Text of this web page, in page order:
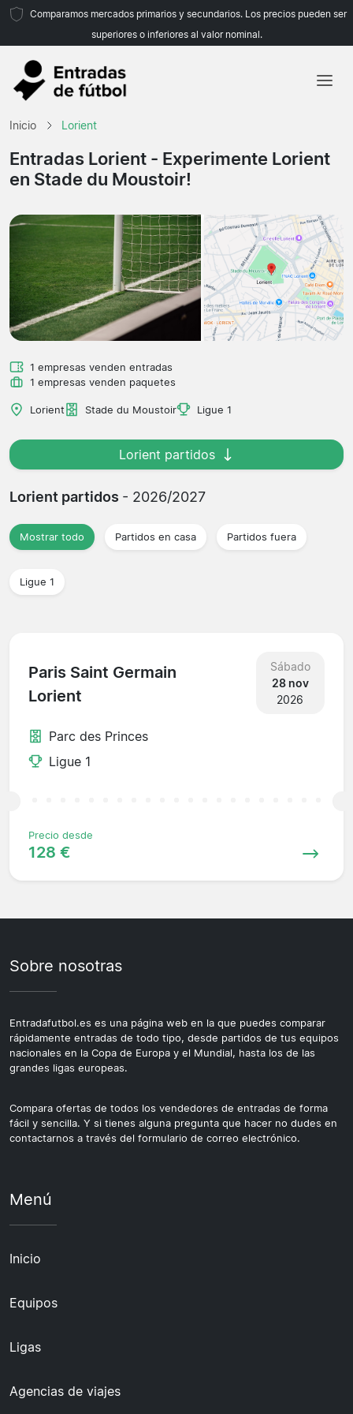
Comparamos mercados primarios y secundarios. Los precios pueden ser
superiores o inferiores al valor nominal.
Equipos
Ligas
Inicio Lorient
Entradas Lorient - Experimente Lorient
en Stade du Moustoir!
1 empresas venden entradas
1 empresas venden paquetes
Lorient Stade du Moustoir Ligue 1
Lorient partidos
Lorient partidos - 2026/2027
Mostrar todo Partidos en casa Partidos fuera
Ligue 1
Paris Saint Germain
Lorient
Sábado
28 nov
2026
Parc des Princes
Ligue 1
Precio desde
128 €
Sobre nosotras
Entradafutbol.es es una página web en la que puedes comparar
rápidamente entradas de todo tipo, desde partidos de tus equipos
nacionales en la Copa de Europa y el Mundial, hasta los de las
grandes ligas europeas.
Compara ofertas de todos los vendedores de entradas de forma
fácil y sencilla. Y si tienes alguna pregunta que hacer no dudes en
contactarnos a través del formulario de correo electrónico.
Menú
Inicio
Equipos
Ligas
Agencias de viajes